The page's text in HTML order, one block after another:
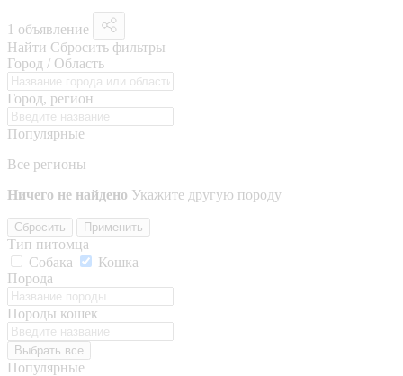
1 объявление
Найти Сбросить фильтры
Город / Область
Город, регион
Популярные
Все регионы
Ничего не найдено Укажите другую породу
Сбросить Применить
Тип питомца
Собака
Кошка
Порода
Породы кошек
Выбрать все
Популярные